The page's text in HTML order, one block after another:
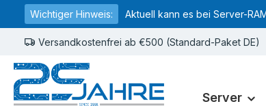
Zur Hauptnavigation springen
Wichtiger Hinweis: Aktuell kann es bei Server-
Versandkostenfrei ab €500 (Standard-Paket DE)
Server